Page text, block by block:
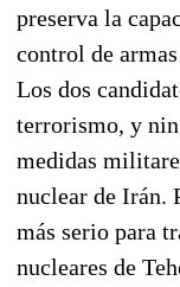
preserva la
control de
Los dos
terrorismo, y
medidas
nuclear de Irán.
más serio para
nucleares de